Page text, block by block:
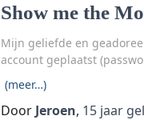
Show me the
Mijn geliefde en
account geplaatst
(meer…)
Door Jeroen, 15 jaar